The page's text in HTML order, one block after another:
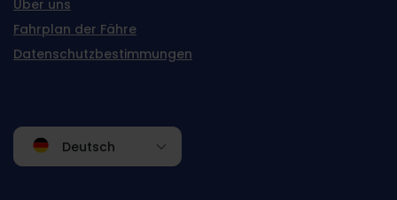
Über uns
Fahrplan der Fähre
Datenschutzbestimmungen
Deutsch